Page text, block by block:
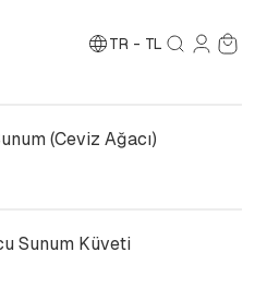
TR - TL
(Ceviz Ağacı)
Sunum Küveti